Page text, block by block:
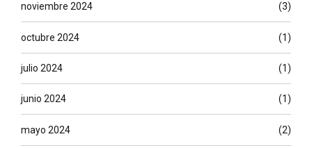
noviembre 2024 (3)
octubre 2024 (1)
julio 2024 (1)
junio 2024 (1)
mayo 2024 (2)